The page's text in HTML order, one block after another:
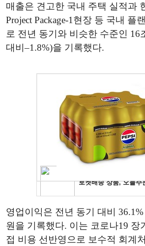
매출은 견고한 국내 주택 실적과
Project Package-1현장 등 국내 플
로 전년 동기와 비슷한 수준인 16
대비–1.8%)을 기록했다.
영업이익은 전년 동기 대비
원을 기록했다. 이는 코로나19 장
접 비용 선반영으로 보수적 회계